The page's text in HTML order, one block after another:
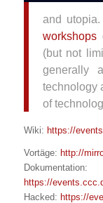
and
workshops
(but not
generally
technology
of
Wiki: https://
Vortäge: http://
Dokumentation:
https://
Hacked: https://